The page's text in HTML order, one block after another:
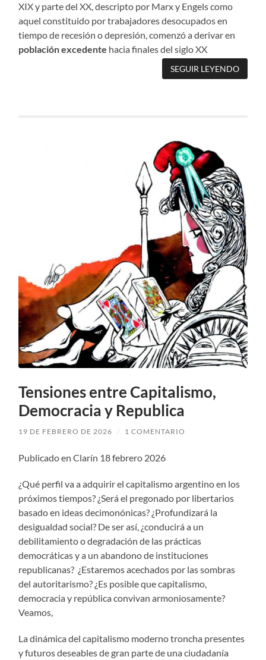
XIX y parte del XX, descripto por Marx y Engels como
aquel constituido por trabajadores desocupados en
tiempo de recesión o depresión, comenzó a derivar en
población excedente hacia finales del siglo XX
SEGUIR LEYENDO
Tensiones entre Capitalismo,
Democracia y Republica
19 DE FEBRERO DE 2026 / 1 COMENTARIO
Publicado en Clarín 18 febrero 2026
¿Qué perfil va a adquirir el capitalismo argentino en los
próximos tiempos? ¿Será el pregonado por libertarios
basado en ideas decimonónicas? ¿Profundizará la
desigualdad social? De ser así, ¿conducirá a un
debilitamiento o degradación de las prácticas
democráticas y a un abandono de instituciones
republicanas? ¿Estaremos acechados por las sombras
del autoritarismo? ¿Es posible que capitalismo,
democracia y república convivan armoniosamente?
Veamos,
La dinámica del capitalismo moderno troncha presentes
y futuros deseables de gran parte de una ciudadanía